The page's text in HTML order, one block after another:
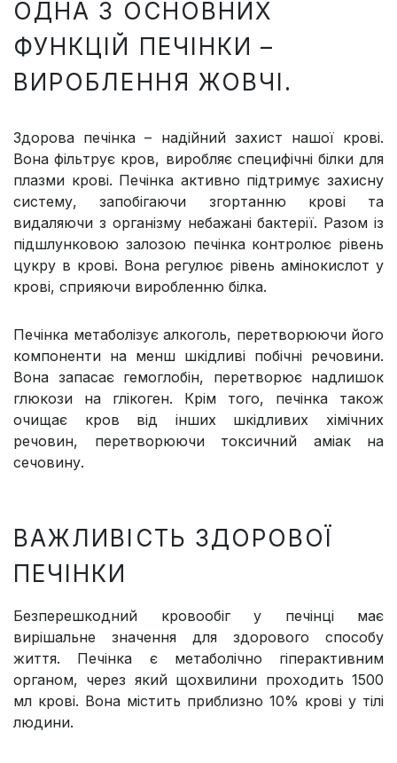
ОДНА З ОСНОВНИХ
ФУНКЦІЙ ПЕЧІНКИ –
ВИРОБЛЕННЯ ЖОВЧІ.
Здорова печінка – надійний захист нашої крові.
Вона фільтрує кров, виробляє специфічні білки для
плазми крові. Печінка активно підтримує захисну
систему, запобігаючи згортанню крові та
видаляючи з організму небажані бактерії. Разом із
підшлунковою залозою печінка контролює рівень
цукру в крові. Вона регулює рівень амінокислот у
крові, сприяючи виробленню білка.
Печінка метаболізує алкоголь, перетворюючи його
компоненти на менш шкідливі побічні речовини.
Вона запасає гемоглобін, перетворює надлишок
глюкози на глікоген. Крім того, печінка також
очищає кров від інших шкідливих хімічних
речовин, перетворюючи токсичний аміак на
сечовину.
ВАЖЛИВІСТЬ ЗДОРОВОЇ
ПЕЧІНКИ
Безперешкодний кровообіг у печінці має
вирішальне значення для здорового способу
життя. Печінка є метаболічно гіперактивним
органом, через який щохвилини проходить 1500
мл крові. Вона містить приблизно 10% крові у тілі
людини.